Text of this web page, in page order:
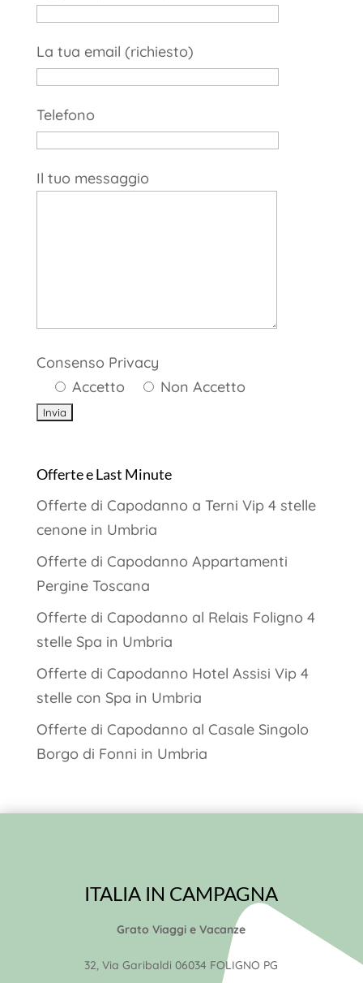
La tua email (richiesto)
Telefono
Il tuo messaggio
Consenso Privacy
Accetto
Non Accetto
Offerte e Last Minute
Offerte di Capodanno a Terni Vip 4 stelle
cenone in Umbria
Offerte di Capodanno Appartamenti
Pergine Toscana
Offerte di Capodanno al Relais Foligno 4
stelle Spa in Umbria
Offerte di Capodanno Hotel Assisi Vip 4
stelle con Spa in Umbria
Offerte di Capodanno al Casale Singolo
Borgo di Fonni in Umbria
ITALIA IN CAMPAGNA
Grato Viaggi e Vacanze
32, Via Garibaldi 06034 FOLIGNO PG